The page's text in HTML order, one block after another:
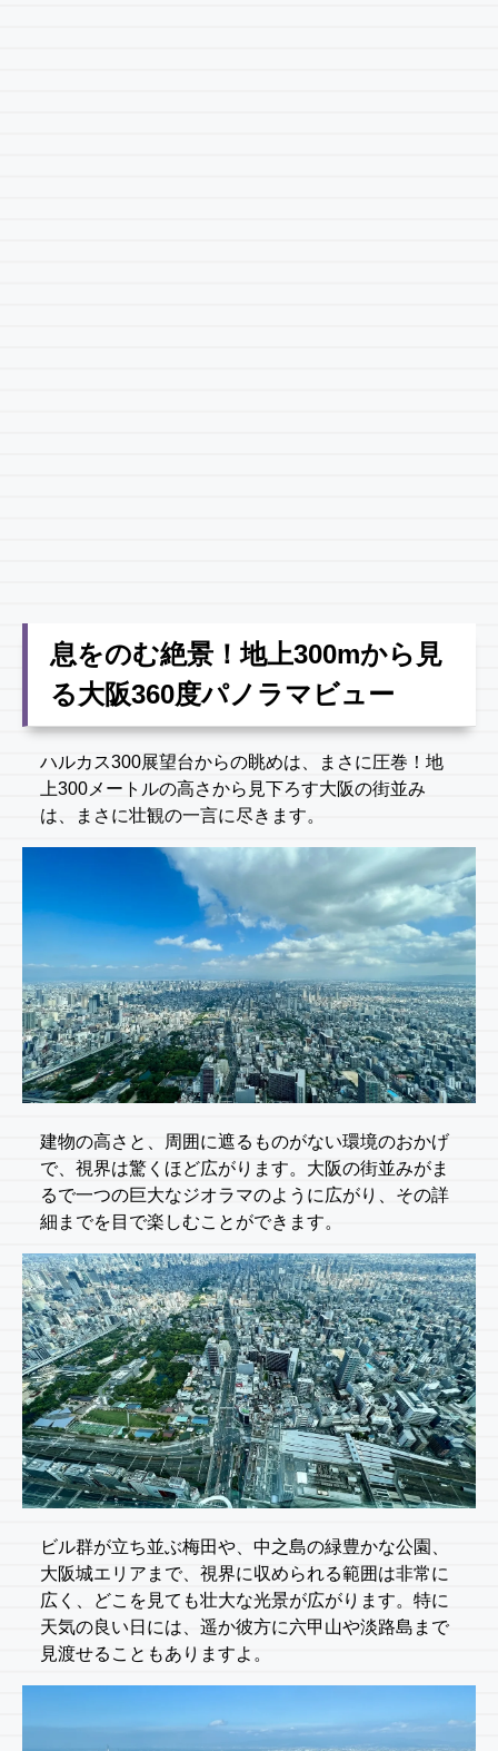
息をのむ絶景！地上300mから見
る大阪360度パノラマビュー
ハルカス300展望台からの眺めは、まさに圧巻！地
上300メートルの高さから見下ろす大阪の街並み
は、まさに壮観の一言に尽きます。
建物の高さと、周囲に遮るものがない環境のおかげ
で、視界は驚くほど広がります。大阪の街並みがま
るで一つの巨大なジオラマのように広がり、その詳
細までを目で楽しむことができます。
ビル群が立ち並ぶ梅田や、中之島の緑豊かな公園、
大阪城エリアまで、視界に収められる範囲は非常に
広く、どこを見ても壮大な光景が広がります。特に
天気の良い日には、遥か彼方に六甲山や淡路島まで
見渡せることもありますよ。